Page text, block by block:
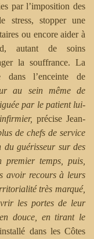
par l’imposition des
stress, stopper une
ou encore aider à
autant de soins
la souffrance. La
dans l’enceinte de
au sein même de
par le patient lui-
précise Jean-
de chefs de service
du guérisseur sur des
temps, puis,
avoir recours à leurs
très marqué,
les portes de leur
douce, en tirant le
dans les Côtes